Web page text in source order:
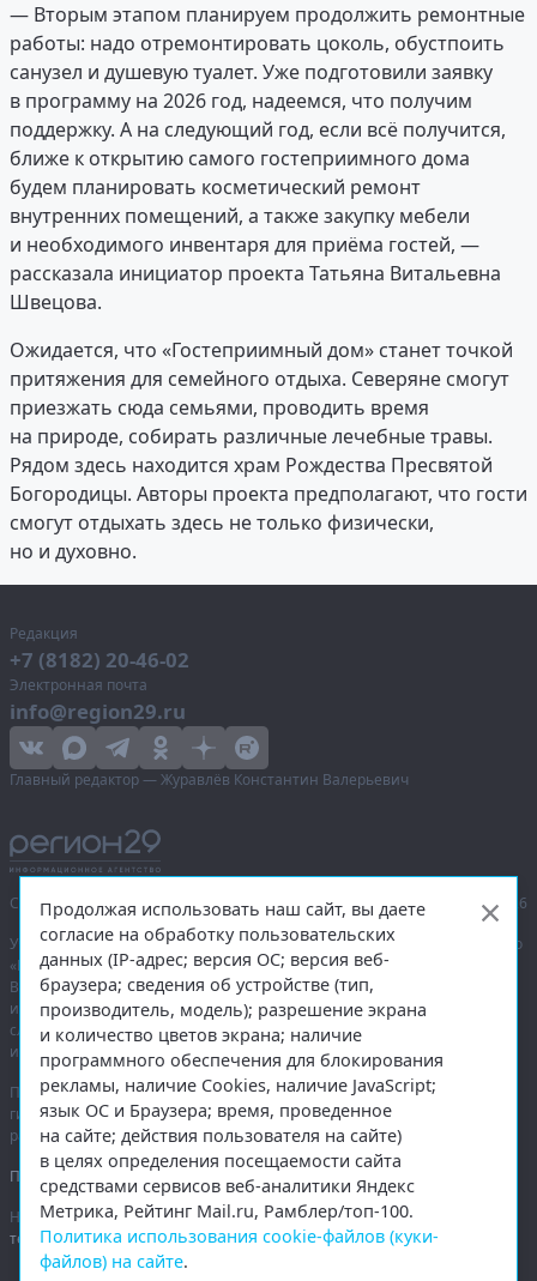
— Вторым этапом планируем продолжить ремонтные
работы: надо отремонтировать цоколь, обустпоить
санузел и душевую туалет. Уже подготовили заявку
в программу на 2026 год, надеемся, что получим
поддержку. А на следующий год, если всё получится,
ближе к открытию самого гостеприимного дома
будем планировать косметический ремонт
внутренних помещений, а также закупку мебели
и необходимого инвентаря для приёма гостей, —
рассказала инициатор проекта Татьяна Витальевна
Швецова.
Ожидается, что «Гостеприимный дом» станет точкой
притяжения для семейного отдыха. Северяне смогут
приезжать сюда семьями, проводить время
на природе, собирать различные лечебные травы.
Рядом здесь находится храм Рождества Пресвятой
Богородицы. Авторы проекта предполагают, что гости
смогут отдыхать здесь не только физически,
но и духовно.
Редакция
+7 (8182) 20-46-02
Электронная почта
info@region29.ru
Главный редактор — Журавлёв Константин Валерьевич
Сетевое издание «Информационное агентство Регион 29»,
© 2016–2026
Учредитель — общество с ограниченной ответственностью «Агентство
«Правда Севера».
Выписка из реестра зарегистрированных средств массовой
информации:ЭЛ № ФС 77-74226от 09.11.2018 выдано Федеральной
службой по надзору в сфере связи, информационных технологий
и массовых коммуникаций (Роскомнадзор).
При полном или частичном использовании любых материалов
гиперссылка на region29.ruобязательна. Копирование материалов без
разрешения администрации сайта запрещено.
Правовая информация
На информационном ресурсе применяютсярекомендательные
технологии.
Продолжая использовать наш сайт, вы даете
согласие на обработку пользовательских
данных (IP-адрес; версия ОС; версия веб-
браузера; сведения об устройстве (тип,
производитель, модель); разрешение экрана
и количество цветов экрана; наличие
программного обеспечения для блокирования
рекламы, наличие Cookies, наличие JavaScript;
язык ОС и Браузера; время, проведенное
на сайте; действия пользователя на сайте)
в целях определения посещаемости сайта
средствами сервисов веб-аналитики Яндекс
Метрика, Рейтинг Mail.ru, Рамблер/топ-100.
Политика использования cookie-файлов (куки-
файлов) на сайте.